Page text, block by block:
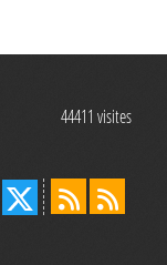
44411 visites